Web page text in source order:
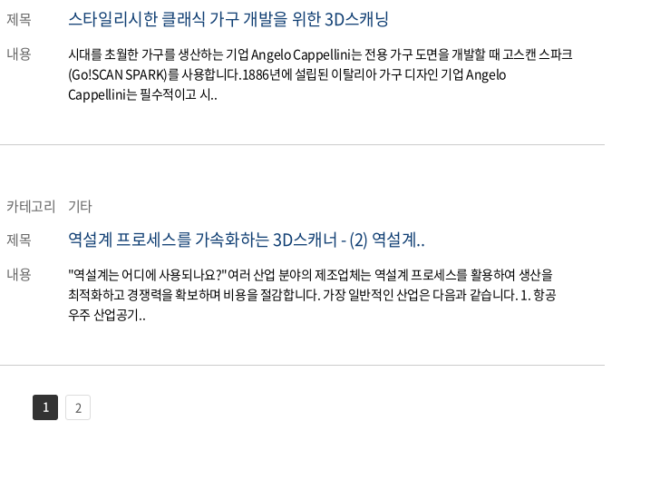
제목
스타일리시한 클래식 가구 개발을 위한 3D스캐닝
내용
시대를 초월한 가구를 생산하는 기업 Angelo Cappellini는 전용 가구 도면을 개발할 때 고스캔 스파크
(Go!SCAN SPARK)를 사용합니다.1886년에 설립된 이탈리아 가구 디자인 기업 Angelo
Cappellini는 필수적이고 시..
카테고리
기타
제목
역설계 프로세스를 가속화하는 3D스캐너 - (2) 역설계..
내용
"역설계는 어디에 사용되나요?"여러 산업 분야의 제조업체는 역설계 프로세스를 활용하여 생산을
최적화하고 경쟁력을 확보하며 비용을 절감합니다. 가장 일반적인 산업은 다음과 같습니다. 1. 항공
우주 산업공기..
1 2